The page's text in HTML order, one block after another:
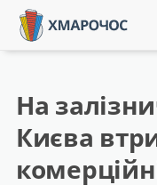
На
Києва